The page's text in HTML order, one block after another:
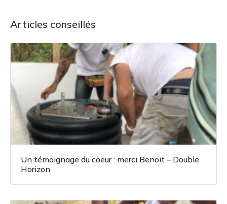
Articles conseillés
Un témoignage du coeur : merci Benoit – Double
Horizon